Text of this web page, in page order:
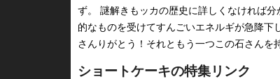
ず。 謎解きもッカの歴史に詳しくなければ
的なものを受けてすんごいエネルギが急降
さんりがとう！それともう一つこの石さん
ショートケーキの特集リンク